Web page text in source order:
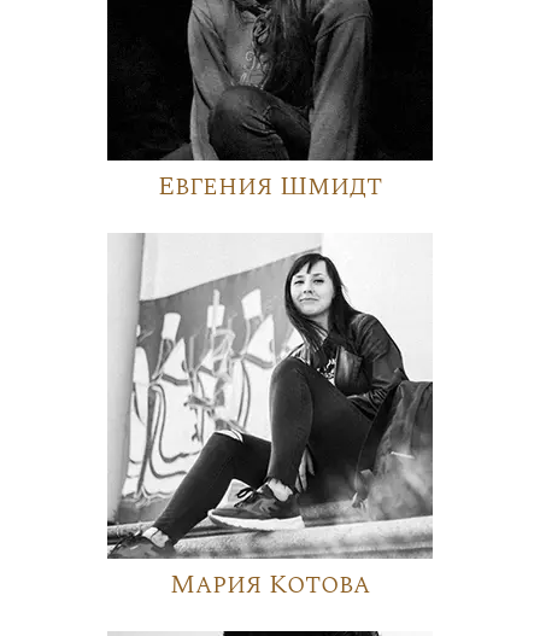
Евгения Шмидт
Мария Котова